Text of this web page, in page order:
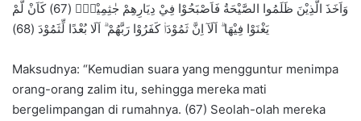
وَاَخَذَ الَّذِيْنَ ظَلَمُوا الصَّيْحَةُ فَاَصْبَحُوْا فِيْ دِيَارِهِمْ جٰثِمِيْنَۙ (67) كَاَنْ لَّمْ
يَغْنَوْا فِيْهَا ۗ اَلَآ اِنَّ ثَمُوْدَا۠ كَفَرُوْا رَبَّهُمْ ۗ اَلَا بُعْدًا لِّثَمُوْدَ (68)
Maksudnya: “Kemudian suara yang mengguntur menimpa
orang-orang zalim itu, sehingga mereka mati
bergelimpangan di rumahnya. (67) Seolah-olah mereka